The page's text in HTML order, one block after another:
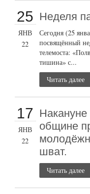
25
ЯНВ
22
Неделя
Сегодня (25
посвящённый
телемоста:
тишина» с...
Читать далее
17
ЯНВ
22
общине
шват.
Читать далее